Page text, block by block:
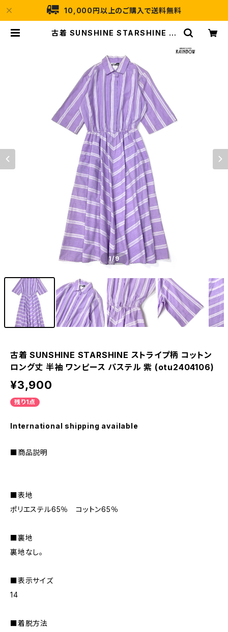
10,000円以上のご購入で送料無料
古着 SUNSHINE STARSHINE ス
ンピース パステル 紫 (otu240410
6) | 古着屋RAINBOW
1/9
古着 SUNSHINE STARSHINE ストライプ柄 コットン
ロング丈 半袖 ワンピース パステル 紫 (otu2404106)
¥3,900
残り1点
International shipping available
■商品説明
■表地
ポリエステル65％ コットン65％
■裏地
裏地なし。
■表示サイズ
14
■着脱方法